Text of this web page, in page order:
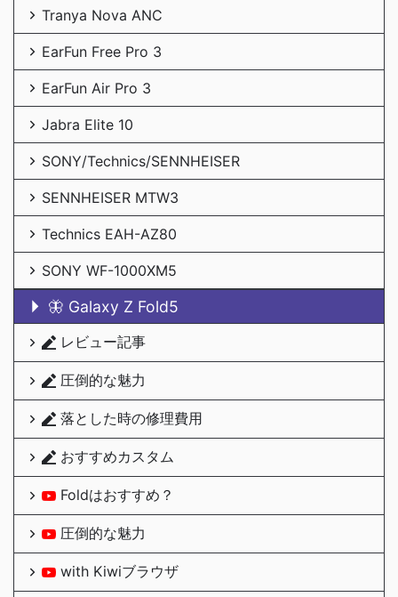
Tranya Nova ANC
EarFun Free Pro 3
EarFun Air Pro 3
Jabra Elite 10
SONY/Technics/SENNHEISER
SENNHEISER MTW3
Technics EAH-AZ80
SONY WF-1000XM5
🦋 Galaxy Z Fold5
レビュー記事
圧倒的な魅力
落とした時の修理費用
おすすめカスタム
Foldはおすすめ？
圧倒的な魅力
with Kiwiブラウザ